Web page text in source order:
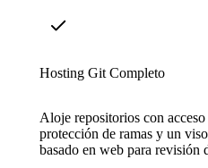
Hosting Git Completo
Aloje repositorios con
protección de ramas y un
basado en web para revisión